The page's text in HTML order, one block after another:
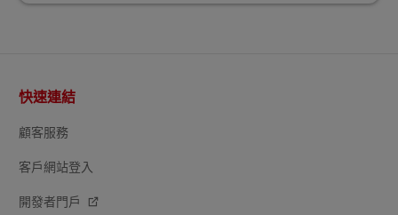
頁
尾
快速連結
顧客服務
客戶網站登入
開發者門戶